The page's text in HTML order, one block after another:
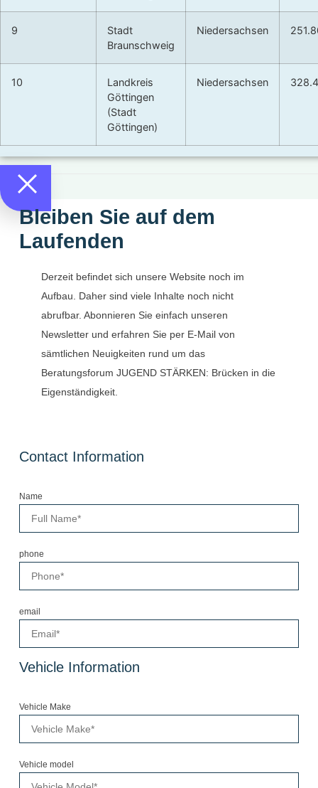
9
Stadt
Braunschweig
Niedersachsen
10
Landkreis
Göttingen
(Stadt
Göttingen)
Niedersachsen
Bleiben Sie auf dem
Laufenden
Derzeit befindet sich unsere Website noch im
Aufbau. Daher sind viele Inhalte noch nicht
abrufbar. Abonnieren Sie einfach unseren
Newsletter und erfahren Sie per E-Mail von
sämtlichen Neuigkeiten rund um das
Beratungsforum JUGEND STÄRKEN: Brücken in die
Eigenständigkeit.
Contact Information
Name
phone
email
Vehicle Information
Vehicle Make
Vehicle model